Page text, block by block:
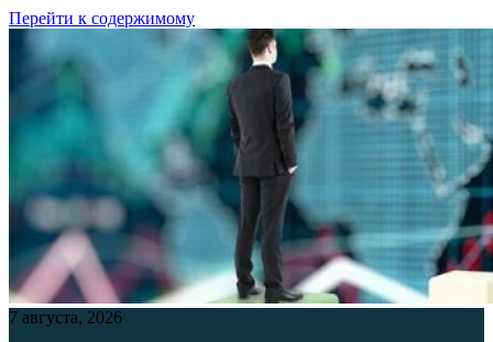
Перейти к содержимому
7 августа, 2026